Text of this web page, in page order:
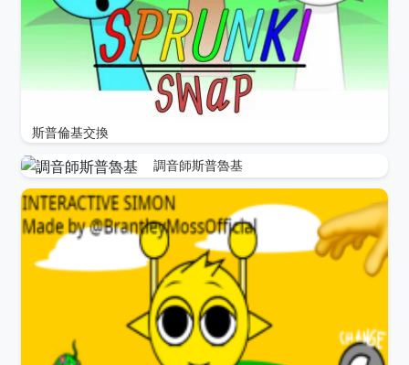
斯普倫基交換
調音師斯普魯基